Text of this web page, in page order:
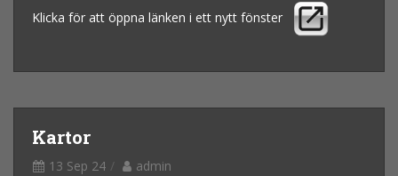
Klicka för att öppna länken i ett nytt fönster
Kartor
13 Sep 24 admin